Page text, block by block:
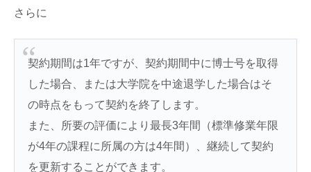
さらに
契約期間は1年ですが、契約期間中に博士号を取得
した場合、または大学院を中途退学した場合はそ
の時点をもって契約を終了します。
また、所要の評価により最長3年間（標準修業年限
が4年の課程に所属の方は4年間）、継続して契約
を更新することができます。